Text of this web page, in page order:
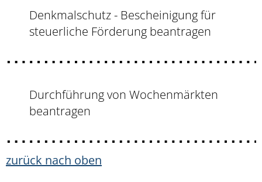
Denkmalschutz - Bescheinigung für
steuerliche Förderung beantragen
Durchführung von Wochenmärkten
beantragen
zurück nach oben